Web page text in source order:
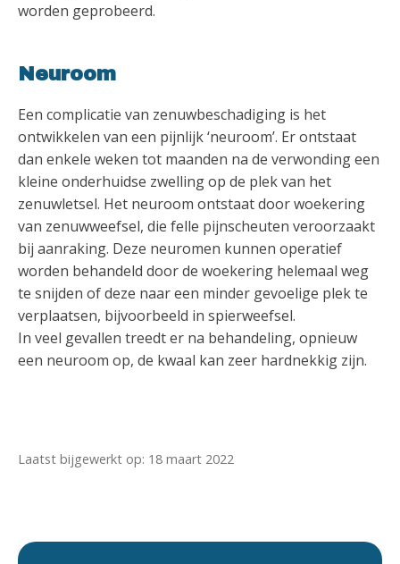
worden geprobeerd.
Neuroom
Een complicatie van zenuwbeschadiging is het
ontwikkelen van een pijnlijk ‘neuroom’. Er ontstaat
dan enkele weken tot maanden na de verwonding een
kleine onderhuidse zwelling op de plek van het
zenuwletsel. Het neuroom ontstaat door woekering
van zenuwweefsel, die felle pijnscheuten veroorzaakt
bij aanraking. Deze neuromen kunnen operatief
worden behandeld door de woekering helemaal weg
te snijden of deze naar een minder gevoelige plek te
verplaatsen, bijvoorbeeld in spierweefsel.
In veel gevallen treedt er na behandeling, opnieuw
een neuroom op, de kwaal kan zeer hardnekkig zijn.
Laatst bijgewerkt op: 18 maart 2022